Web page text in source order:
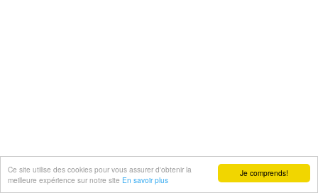
Je comprends!
Ce site utilise des cookies pour vous assurer d'obtenir la
meilleure expérience sur notre site En savoir plus